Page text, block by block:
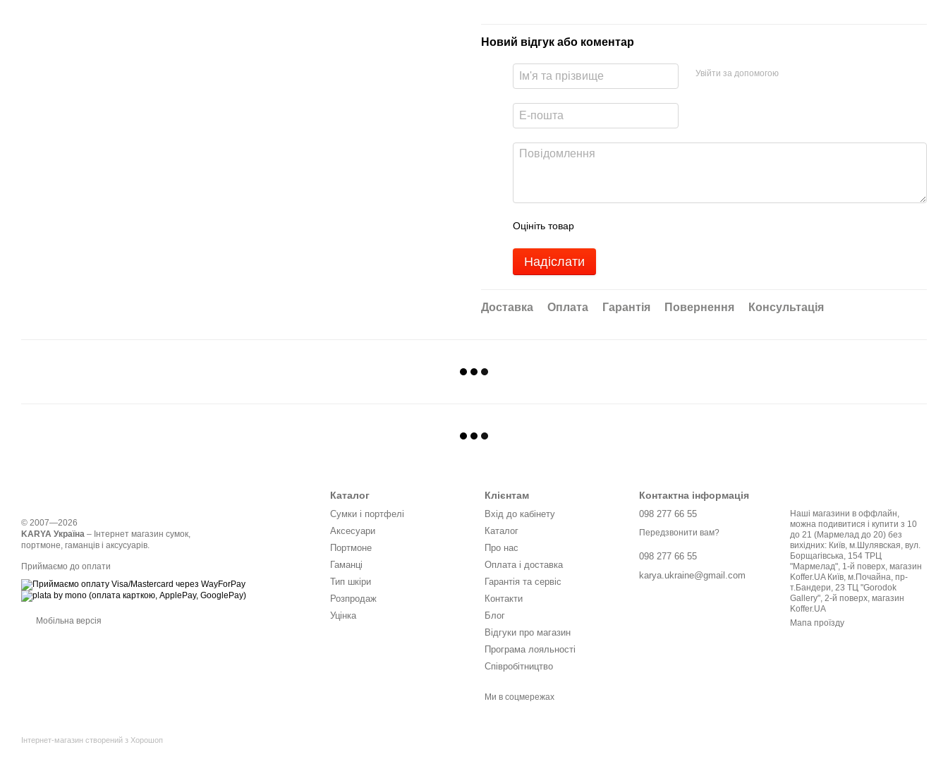
Новий відгук або коментар
Увійти за допомогою
Оцініть товар
Надіслати
Доставка Оплата Гарантія Повернення Консультація
© 2007—2026
KARYA Україна – Інтернет магазин сумок,
портмоне, гаманців і аксусуарів.
Приймаємо до оплати
Мобільна версія
Інтернет-магазин створений з Хорошоп
Каталог
Сумки і портфелі
Аксесуари
Портмоне
Гаманці
Тип шкіри
Розпродаж
Уцінка
Клієнтам
Вхід до кабінету
Каталог
Про нас
Оплата і доставка
Гарантія та сервіс
Контакти
Блог
Відгуки про магазин
Програма лояльності
Співробітництво
Ми в соцмережах
Контактна інформація
098 277 66 55
Передзвонити вам?
098 277 66 55
karya.ukraine@gmail.com
Наші магазини в оффлайн,
можна подивитися і купити з 10
до 21 (Мармелад до 20) без
вихідних: Київ, м.Шулявская, вул.
Борщагівська, 154 ТРЦ
"Мармелад", 1-й поверх, магазин
Koffer.UA Київ, м.Почайна, пр-
т.Бандери, 23 ТЦ "Gorodok
Gallery", 2-й поверх, магазин
Koffer.UA
Мапа проїзду